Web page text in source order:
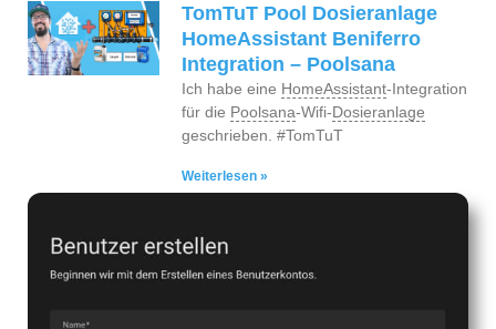
TomTuT Pool Dosieranlage
HomeAssistant Beniferro
Integration – Poolsana
Ich habe eine HomeAssistant-Integration
für die Poolsana-Wifi-Dosieranlage
geschrieben. #TomTuT
Weiterlesen »